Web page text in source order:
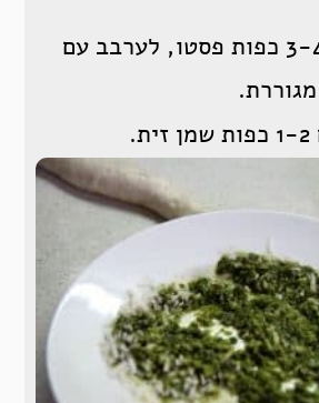
להניח בצלחת 3-4 כפות פסטו, לערבב עם